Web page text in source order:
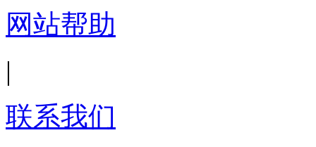
网站帮助
|
联系我们